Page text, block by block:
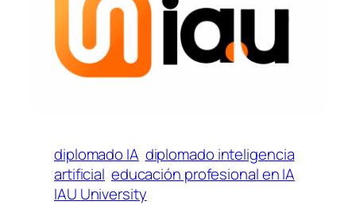
diplomado IA diplomado inteligencia
artificial educación profesional en IA
IAU University